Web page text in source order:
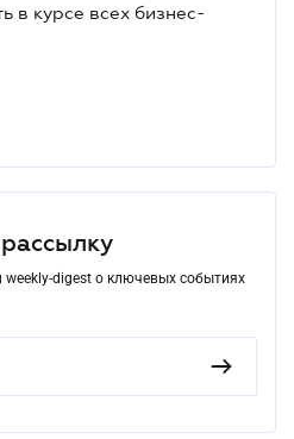
в курсе всех бизнес-
digest о ключевых событиях